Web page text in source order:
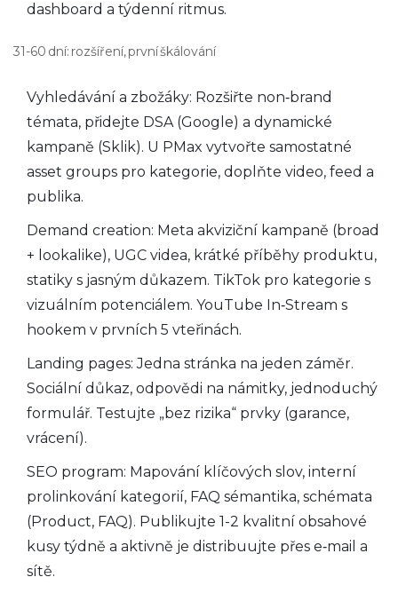
dashboard a týdenní ritmus.
31-60 dní: rozšíření, první škálování
Vyhledávání a zbožáky: Rozšiřte non‑brand
témata, přidejte DSA (Google) a dynamické
kampaně (Sklik). U PMax vytvořte samostatné
asset groups pro kategorie, doplňte video, feed a
publika.
Demand creation: Meta akviziční kampaně (broad
+ lookalike), UGC videa, krátké příběhy produktu,
statiky s jasným důkazem. TikTok pro kategorie s
vizuálním potenciálem. YouTube In‑Stream s
hookem v prvních 5 vteřinách.
Landing pages: Jedna stránka na jeden záměr.
Sociální důkaz, odpovědi na námitky, jednoduchý
formulář. Testujte „bez rizika“ prvky (garance,
vrácení).
SEO program: Mapování klíčových slov, interní
prolinkování kategorií, FAQ sémantika, schémata
(Product, FAQ). Publikujte 1-2 kvalitní obsahové
kusy týdně a aktivně je distribuujte přes e‑mail a
sítě.